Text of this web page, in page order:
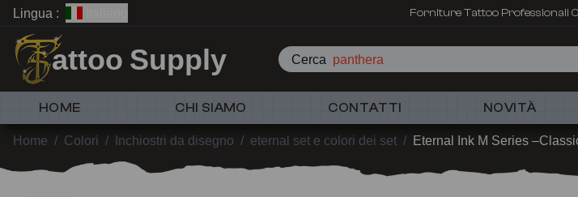
Lingua : Forniture Tattoo Professionali
attoo Supply Cerca p
HOME CHI SIAMO CONTATTI NOVITÀ
Home / Colori / Inchiostri da disegno / eternal set e colori dei set / Eternal Ink M Series